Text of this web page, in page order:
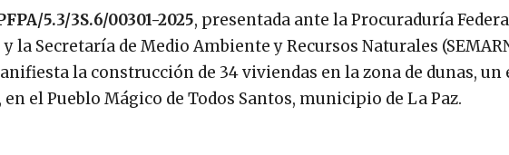
5.3/3S.6/00301-2025, presentada ante la Procuraduría
la Secretaría de Medio Ambiente y Recursos Naturales
la construcción de 34 viviendas en la zona de dunas, un
el Pueblo Mágico de Todos Santos, municipio de La Paz.